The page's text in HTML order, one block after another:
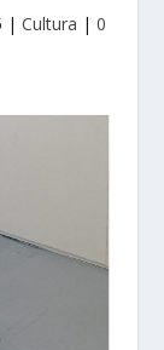
| Cultura | 0